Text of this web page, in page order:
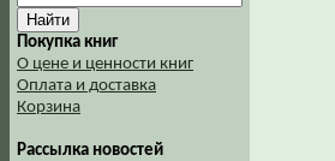
Покупка книг
О цене и ценности книг
Оплата и доставка
Корзина
Рассылка новостей